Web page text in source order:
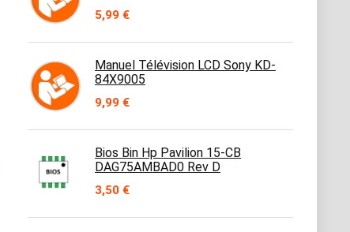
5,99 €
Manuel Télévision LCD Sony KD-
84X9005
9,99 €
Bios Bin Hp Pavilion 15-CB
DAG75AMBAD0 Rev D
3,50 €